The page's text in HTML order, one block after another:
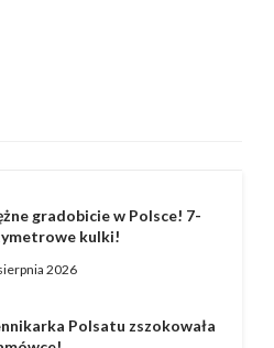
gradobicie w Polsce! 7-
kulki!
2026
Polsatu zszokowała